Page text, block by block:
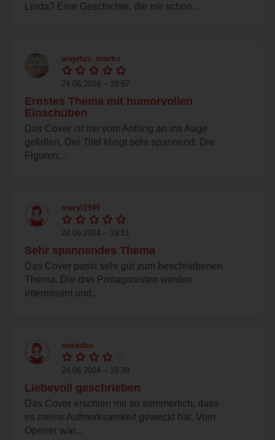
Linda? Eine Geschichte, die mir schon...
angelus_mortis
24.06.2024 – 19:57
Ernstes Thema mit humorvollen
Einschüben
Das Cover ist mir vom Anfang an ins Auge
gefallen. Der Titel klingt sehr spannend. Die
Figuren...
meryl1949
24.06.2024 – 19:51
Sehr spannendes Thema
Das Cover passt sehr gut zum beschriebenen
Thema. Die drei Protagonisten werden
interessant und...
nessabo
24.06.2024 – 19:38
Liebevoll geschrieben
Das Cover erschien mir so sommerlich, dass
es meine Aufmerksamkeit geweckt hat. Vom
Opener war...